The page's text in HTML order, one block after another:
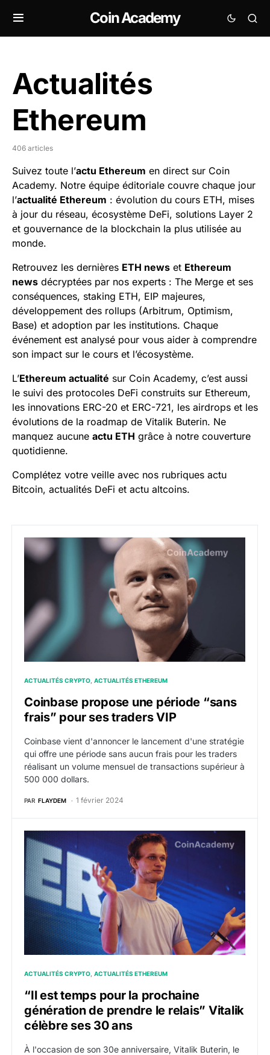
Coin Academy
Actualités
Ethereum
406 articles
Suivez toute l’actu Ethereum en direct sur Coin
Academy. Notre équipe éditoriale couvre chaque jour
l’actualité Ethereum : évolution du cours ETH, mises
à jour du réseau, écosystème DeFi, solutions Layer 2
et gouvernance de la blockchain la plus utilisée au
monde.
Retrouvez les dernières ETH news et Ethereum
news décryptées par nos experts : The Merge et ses
conséquences, staking ETH, EIP majeures,
développement des rollups (Arbitrum, Optimism,
Base) et adoption par les institutions. Chaque
événement est analysé pour vous aider à comprendre
son impact sur le cours et l’écosystème.
L’Ethereum actualité sur Coin Academy, c’est aussi
le suivi des protocoles DeFi construits sur Ethereum,
les innovations ERC-20 et ERC-721, les airdrops et les
évolutions de la roadmap de Vitalik Buterin. Ne
manquez aucune actu ETH grâce à notre couverture
quotidienne.
Complétez votre veille avec nos rubriques actu
Bitcoin, actualités DeFi et actu altcoins.
Coinbase propose une période “sans frais” pour ses
ACTUALITÉS CRYPTO ACTUALITÉS ETHEREUM
Coinbase propose une période “sans
frais” pour ses traders VIP
Coinbase vient d'annoncer le lancement d'une stratégie
qui offre une période sans aucun frais pour les traders
réalisant un volume mensuel de transactions supérieur à
500 000 dollars.
PAR FLAYDEM 1 février 2024
“Il est temps pour la prochaine génération de
ACTUALITÉS CRYPTO ACTUALITÉS ETHEREUM
“Il est temps pour la prochaine
génération de prendre le relais” Vitalik
célèbre ses 30 ans
À l'occasion de son 30e anniversaire, Vitalik Buterin, le